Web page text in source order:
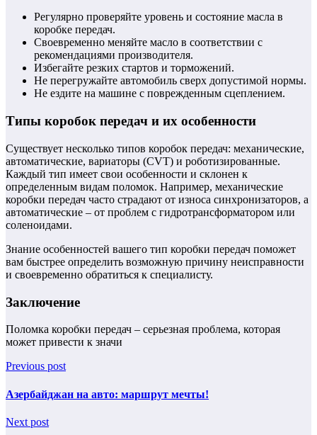
Регулярно проверяйте уровень и состояние масла в
коробке передач.
Своевременно меняйте масло в соответствии с
рекомендациями производителя.
Избегайте резких стартов и торможений.
Не перегружайте автомобиль сверх допустимой нормы.
Не ездите на машине с поврежденным сцеплением.
Типы коробок передач и их особенности
Существует несколько типов коробок передач: механические,
автоматические, вариаторы (CVT) и роботизированные.
Каждый тип имеет свои особенности и склонен к
определенным видам поломок. Например, механические
коробки передач часто страдают от износа синхронизаторов, а
автоматические – от проблем с гидротрансформатором или
соленоидами.
Знание особенностей вашего тип коробки передач поможет
вам быстрее определить возможную причину неисправности
и своевременно обратиться к специалисту.
Заключение
Поломка коробки передач – серьезная проблема, которая
может привести к значи
Previous post
Азербайджан на авто: маршрут мечты!
Next post